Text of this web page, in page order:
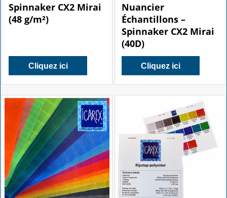
Spinnaker CX2 Mirai
(48 g/m²)
Cliquez ici
Nuancier
Échantillons –
Spinnaker CX2 Mirai
(40D)
Cliquez ici